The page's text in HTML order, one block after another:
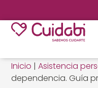
Inicio |Asistencia
dependencia. Guía